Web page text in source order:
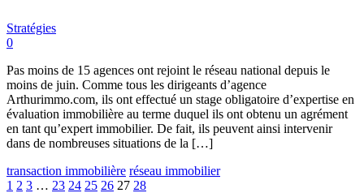
Stratégies
0
Pas moins de 15 agences ont rejoint le réseau national depuis le
moins de juin. Comme tous les dirigeants d’agence
Arthurimmo.com, ils ont effectué un stage obligatoire d’expertise en
évaluation immobilière au terme duquel ils ont obtenu un agrément
en tant qu’expert immobilier. De fait, ils peuvent ainsi intervenir
dans de nombreuses situations de la […]
transaction immobilière réseau immobilier
1 2 3 … 23 24 25 26 27 28